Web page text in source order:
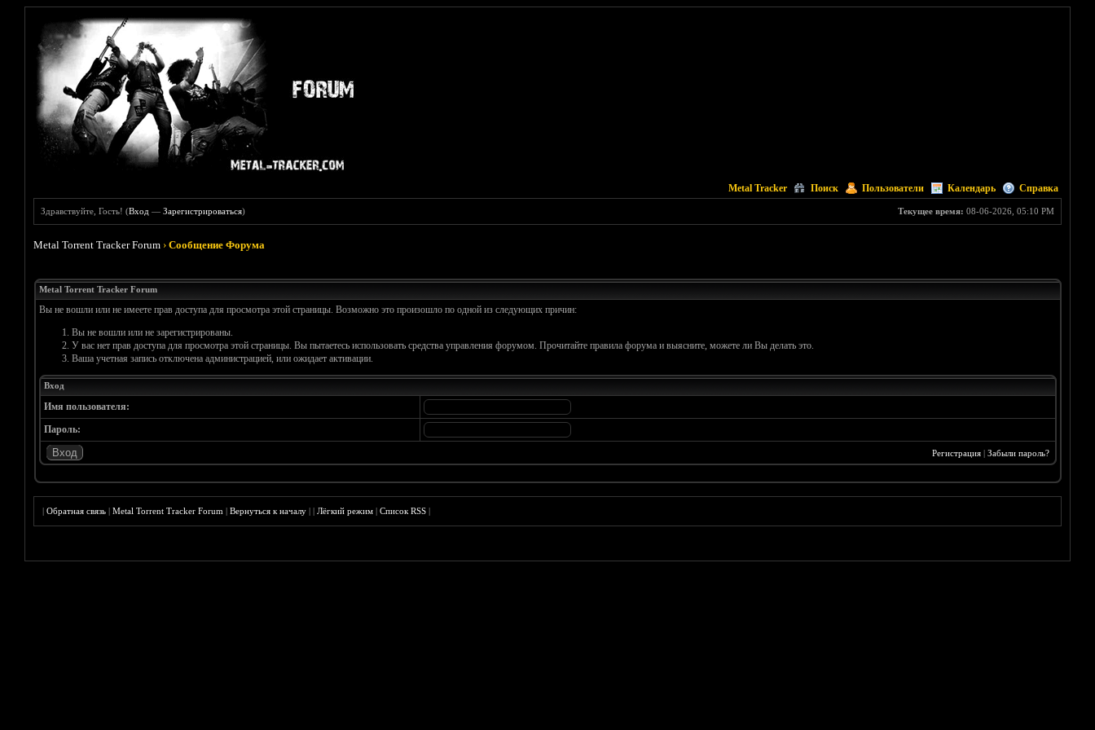
Metal Tracker Поиск Пользователи Календарь Справка
Текущее время: 08-06-2026, 05:10 PM
Здравствуйте, Гость! (Вход —Зарегистрироваться)
Metal Torrent Tracker Forum ›Сообщение Форума
Metal Torrent Tracker Forum
Вы не вошли или не имеете прав доступа для просмотра этой страницы. Возможно это произошло по одной из следующих причин:
Вы не вошли или не зарегистрированы.
У вас нет прав доступа для просмотра этой страницы. Вы пытаетесь использовать средства управления форумом. Прочитайте правила форума и выясните, можете ли Вы делать это.
Ваша учетная запись отключена администрацией, или ожидает активации.
Вход
Имя пользователя:
Пароль:
Регистрация| Забыли пароль?
|Обратная связь |Metal Torrent Tracker Forum |Вернуться к началу ||Лёгкий режим |Список RSS |